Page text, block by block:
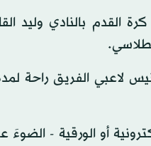
القدم بالنادي وليد
لاعبي الفريق راحة
أو الورقية -